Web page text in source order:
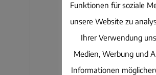
Funktionen für soziale
unsere Website zu
Ihrer Verwendung
Medien, Werbung und
Informationen